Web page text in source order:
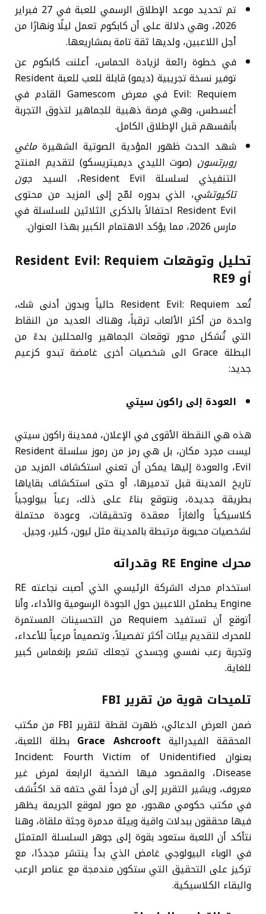
تم تحديد موعد الإطلاق الرسمي للعبة في 27 فبراير
2026، وهي دلالة على أن كابكوم تعمل ليلًا ونهارًا من
أجل اللاعبين، ولديها ثقة تامة بمشاريعها.
في خطوة رائعة لزيادة الحماس، أعلنت كابكوم عن
توفير نسخة تجريبية (ديمو) قابلة للعب للعبة Resident
Evil: Requiem في معرض Gamescom القادم في
أغسطس، وهي فرصة ذهبية للجماهير لتذوق التجربة
بأنفسهم قبل الإطلاق الكامل.
شهد الحدث ظهور المؤدية الصوتية الشهيرةماغي
روبرتسون (صوت الليدي ديميتريسكو) لتقديم المنتج
التنفيذي لسلسلة Resident Evil، السيد
جون
تاكيوتشي، الذي بدوره لمّح إلى المزيد من محتوى
Resident Evil احتفالاً بالذكرى الثلاثين للسلسلة في
مارس 2026، مما يؤكد الاهتمام الكبير بهذا العنوان.
تحليل وتوقعات Resident Evil: Requiem
أو RE9
تُعد Resident Evil: Requiem حالياً وبدون أدنى شك،
واحدة من أكثر الألعاب ترقباً، وهناك العديد من النقاط
التي تُشكل محور توقعات الجماهير والمحللين بدءً من
البطلة Grace الى شخصيات أخرى غامضة تبدو كزعيم
جديد:
العودة إلى راكون سيتي
هذه هي النقطة الأقوى في الإعلان، فمدينة راكون سيتي
ليست مجرد مكان، بل هي رمز من رموز سلسلة Resident
Evil، والعودة إليها يمكن أن تعني استكشاف المزيد من
تاريخ المدينة قبل تدميرها، أو حتى استكشاف بقاياها
بطريقة جديدة، ونتوقع بناءً على ذلك، رعباً بيولوجياً
كلاسيكياً وألغازاً معقدة وتحقيقات، وعودة محتملة
لشخصيات محبوبة مرتبطة بالمدينة مثل ليون، كلير، وجيل.
محرك RE Engine وقدراته
استخدام محرك الشركة الرئيسي الذي أصبت نجاعته RE
Engine يطمئن اللاعبين حول الجودة الرسومية والأداء، وأنا
أتوقع أن تستفيد Requiem من التحسينات المستمرة
للمحرك لتقديم بيئات أكثر تفصيلاً، وتصميماً مرعباً للأعداء،
وتجربة رعب نفسي وجسدي تجعلك تشعر بإنغماس كبير
للغاية.
تلميحات قوية من تقرير FBI
ضمن العرض الدعائي، ظهرت لقطة لتقرير FBI من مكتب
المحققة الفيدرالية Grace Ashcrooft بطلة اللعبة،
بعنوان Incident: Fourth Victim of Unidentified
Disease، والمقصود فيها الضحية الرابعة لمرض غير
معروف، ويشير التقرير إلى أن فرداً لقي حتفه قد اكتُشف
في مكتب حكومي مهجور، مع صور لموقع الجريمة يظهر
فيها محققون ببدلات واقية وبيئة مدمرة وجثة ملقاة، وهنا
نتأكد أن اللعبة ستعود بقوة إلى جوهر السلسلة المتمثل
في الوباء البيولوجي غامض الذي بدأ ينتشر مجددًا، مع
تركيز على التحقيق التي ستكون مندمجة مع عناصر الرعب
والبقاء الكلاسيكية.